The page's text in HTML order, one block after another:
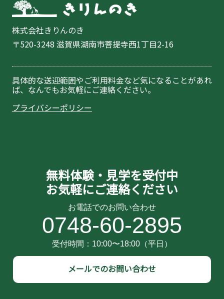
株式会社きりんのき
〒520-3248 滋賀県湖南市菩提寺西1丁目2-16
具体的な送迎範囲やご利用料金など気になることがあれ
ば、なんでもお気軽にご連絡ください。
プライバシーポリシー
無料体験・見学を受付中
お気軽にご連絡ください
0748-60-2895
メールでのお問い合わせ